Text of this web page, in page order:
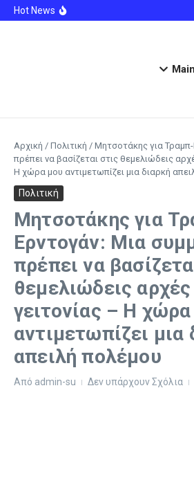
Μετάβαση στο περιεχόμενο
Hot News
Θερινές εκπτώσεις:
Αρχική / Πολιτική / Μητσοτάκης για
πρέπει να βασίζεται στις θεμελιώδεις
Η χώρα μου αντιμετωπίζει μια διαρκή
Πολιτική
Μητσοτάκης για
Ερντογάν: Μια
πρέπει να
θεμελιώδεις
γειτονίας – Η
αντιμετωπίζει μια
απειλή πολέμου
Από admin-su Δεν υπάρχουν Σχόλια